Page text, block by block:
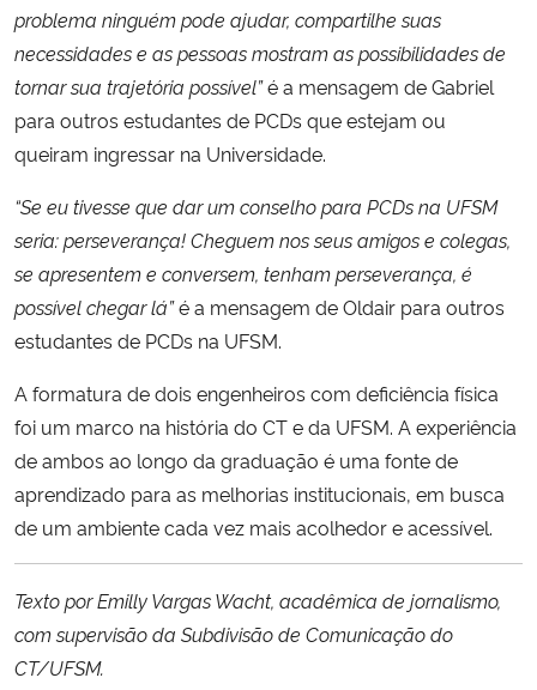
problema ninguém pode ajudar, compartilhe suas
necessidades e as pessoas mostram as possibilidades de
tornar sua trajetória possível”é a mensagem de Gabriel
para outros estudantes de PCDs que estejam ou
queiram ingressar na Universidade.
“Se eu tivesse que dar um conselho para PCDs na UFSM
seria: perseverança! Cheguem nos seus amigos e colegas,
se apresentem e conversem, tenham perseverança, é
possível chegar lá”é a mensagem de Oldair para outros
estudantes de PCDs na UFSM.
A formatura de dois engenheiros com deficiência física
foi um marco na história do CT e da UFSM. A experiência
de ambos ao longo da graduação é uma fonte de
aprendizado para as melhorias institucionais, em busca
de um ambiente cada vez mais acolhedor e acessível.
Texto por Emilly Vargas Wacht, acadêmica de jornalismo,
com supervisão da Subdivisão de Comunicação do
CT/UFSM.